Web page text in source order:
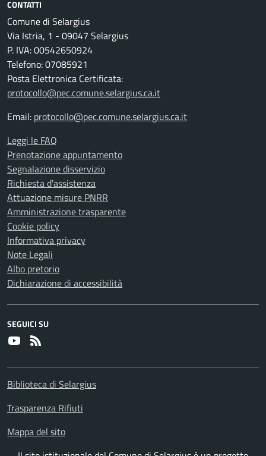
CONTATTI
Comune di Selargius
Via Istria, 1 - 09047 Selargius
P. IVA: 00542650924
Telefono: 07085921
Posta Elettronica Certificata:
protocollo@pec.comune.selargius.ca.it
Email: protocollo@pec.comune.selargius.ca.it
Leggi le FAQ
Prenotazione appuntamento
Segnalazione disservizio
Richiesta d'assistenza
Attuazione misure PNRR
Amministrazione trasparente
Cookie policy
Informativa privacy
Note Legali
Albo pretorio
Dichiarazione di accessibilità
SEGUICI SU
Youtube
Biblioteca di Selargius
Trasparenza Rifiuti
Mappa del sito